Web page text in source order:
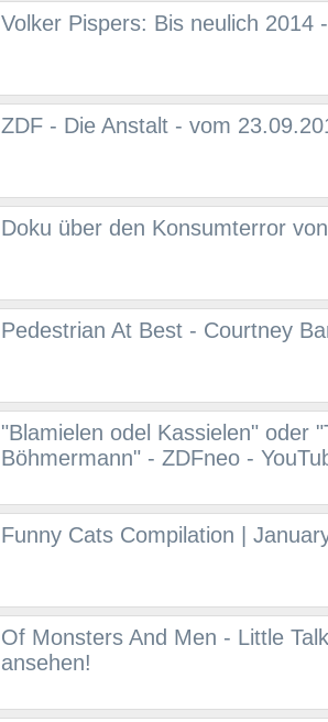
Volker Pispers: Bis neulich 2014
ZDF - Die Anstalt - vom
Doku über den Konsumterror
Pedestrian At Best - Courtney
"Blamielen odel Kassielen" oder
Böhmermann" - ZDFneo -
Funny Cats Compilation |
Of Monsters And Men - Little
ansehen!